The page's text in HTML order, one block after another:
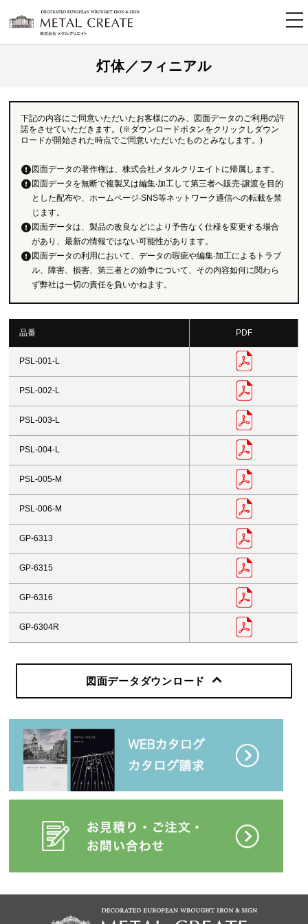
灯体／フィニアル
下記の内容にご同意いただいたお客様にのみ、図面データのご利用の許
諾をさせていただきます。(※ダウンロードボタンをクリックしダウン
ロードが開始された時点でご同意いただいたものとみなします。)
図面データの著作権は、株式会社メタルクリエイトに帰属します。
図面データを無断で複製又は編集‧加工して第三者へ販売‧譲渡を目的
とした配布や、ホームページ‧SNS等ネットワーク通信への転載を禁
じます。
図面データは、製品の改良などにより予告なく仕様を変更する場合
があり、最新の情報ではない可能性があります。
図面データの利用において、データの瑕疵や編集‧加工によるトラブ
ル、障害、損害、第三者との紛争について、その内容如何に関わら
ず弊社は一切の責任を負いかねます。
品番 PDF
PSL-001-L
PSL-002-L
PSL-003-L
PSL-004-L
PSL-005-M
PSL-006-M
GP-6313
GP-6315
GP-6316
GP-6304R
図面データダウンロード